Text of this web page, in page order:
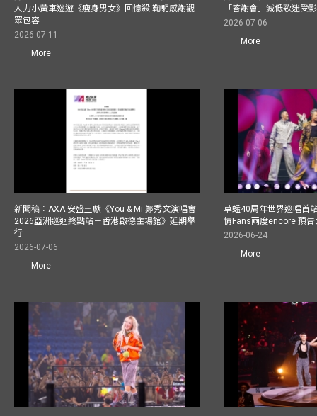
人力小黃車巡遊《瘦身男女》回憶殺 鞠躬感謝觀
眾包容
2026-07-11
More
「答謝會」減低歌迷受
2026-07-06
More
新聞稿︰AXA 安盛呈獻《You & Mi 鄭秀文演唱會
2026亞洲巡迴終點站－香港啟德主場館》延期舉
行
2026-07-06
More
草蜢40周年世界巡唱首
情Fans兩度encore 預
2026-06-24
More